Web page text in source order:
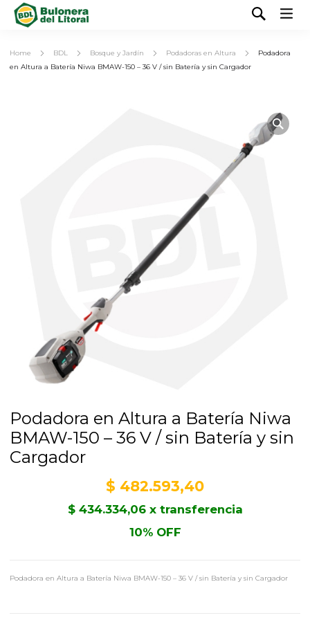
Home BDL Bosque y Jardín Podadoras en Altura
Podadora
en Altura a Batería Niwa BMAW-150 – 36 V / sin Batería y sin Cargador
Podadora en Altura a Batería Niwa
BMAW-150 – 36 V / sin Batería y sin
Cargador
$ 482.593,40
$434.334,06x transferencia
10% OFF
Podadora en Altura a Batería Niwa BMAW-150 – 36 V / sin Batería y sin Cargador